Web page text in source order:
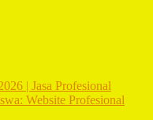
| Jasa Profesional
Website Profesional